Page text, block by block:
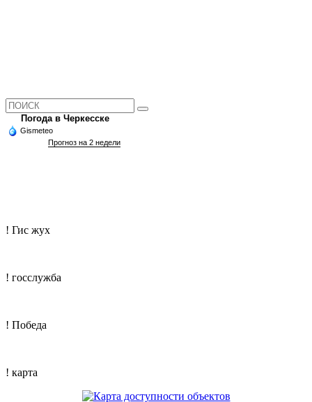
Погода в Черкесске
Gismeteo
Прогноз на 2 недели
! Гис жух
! госслужба
! Победа
! карта